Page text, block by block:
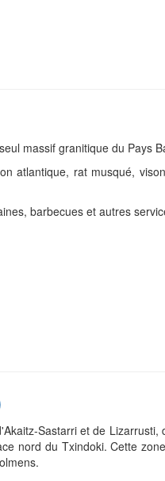
massif granitique du Pays
atlantique, rat musqué,
barbecues et autres
Sastarri et de Lizarrusti,
nord du Txindoki. Cette